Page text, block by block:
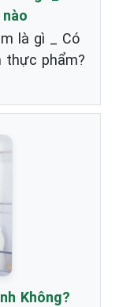
là gì _ Có
thực phẩm?
Không?